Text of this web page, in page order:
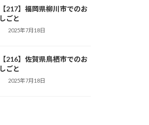
【217】福岡県柳川市でのお
しごと
2025年7月18日
【216】佐賀県鳥栖市でのお
しごと
2025年7月18日